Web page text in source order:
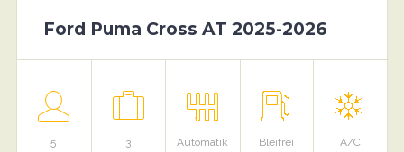
Ford Puma Cross AT 2025-2026
5 3 Automatik Bleifrei A/C